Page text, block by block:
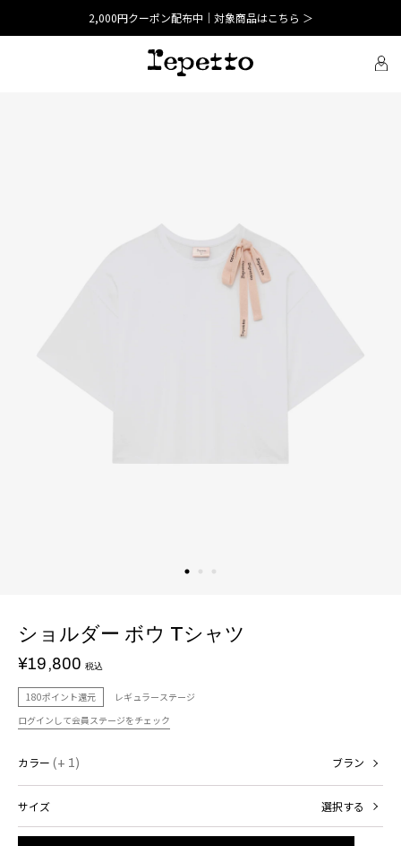
2,000円クーポン配布中｜対象商品はこちら ＞
ショルダー ボウ Tシャツ
¥19,800 税込
180ポイント還元
レギュラーステージ
ログインして会員ステージをチェック
カラー (+ 1) ブラン
サイズ 選択する